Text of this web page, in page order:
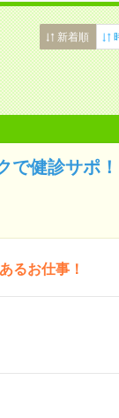
新着順
で健診サポ
るお仕事！